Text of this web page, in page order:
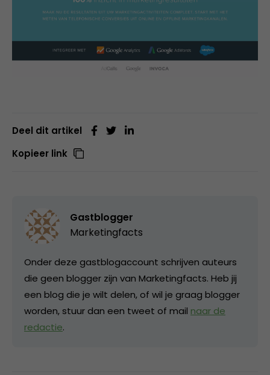
Deel dit artikel
Kopieer link
Gastblogger
Marketingfacts
Onder deze gastblogaccount schrijven auteurs
die geen blogger zijn van Marketingfacts. Heb jij
een blog die je wilt delen, of wil je graag blogger
worden, stuur dan een tweet of mail naar de
redactie.